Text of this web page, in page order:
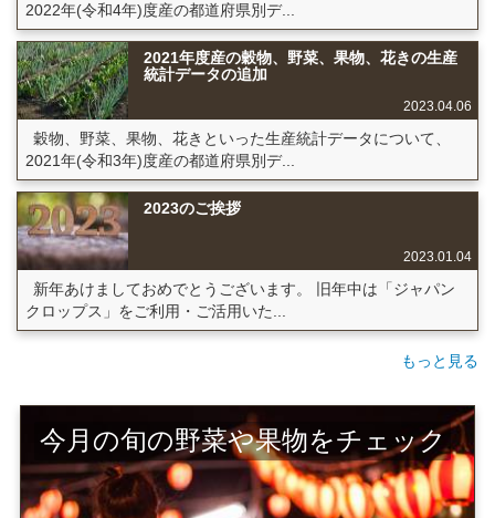
2022年(令和4年)度産の都道府県別デ...
2021年度産の穀物、野菜、果物、花きの生産
統計データの追加
2023.04.06
穀物、野菜、果物、花きといった生産統計データについて、
2021年(令和3年)度産の都道府県別デ...
2023のご挨拶
2023.01.04
新年あけましておめでとうございます。 旧年中は「ジャパン
クロップス」をご利用・ご活用いた...
もっと見る
今月の旬の野菜や果物をチェック